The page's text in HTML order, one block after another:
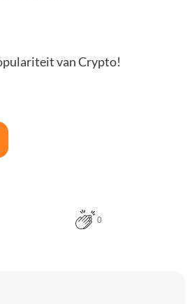
van Crypto!
0